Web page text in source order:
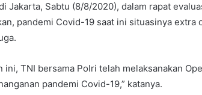
Jakarta, Sabtu (8/8/2020), dalam rapat
pandemi Covid-19 saat ini situasinya extra
ini, TNI bersama Polri telah melaksanakan
pandemi Covid-19,” katanya.